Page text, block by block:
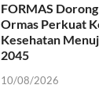
FORMAS
Ormas Perkuat
Kesehatan
2045
10/08/2026